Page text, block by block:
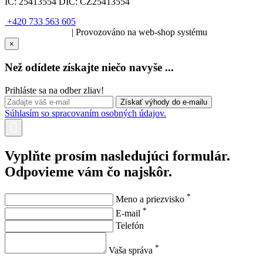
+420 733 563 605
| Provozováno na web-shop systému
×
Než odídete získajte niečo navyše ...
Prihláste sa na odber zliav!
Súhlasím so spracovaním osobných údajov.
Vyplňte prosím nasledujúci formulár.
Odpovieme vám čo najskôr.
Meno a priezvisko *
E-mail *
Telefón
Vaša správa *